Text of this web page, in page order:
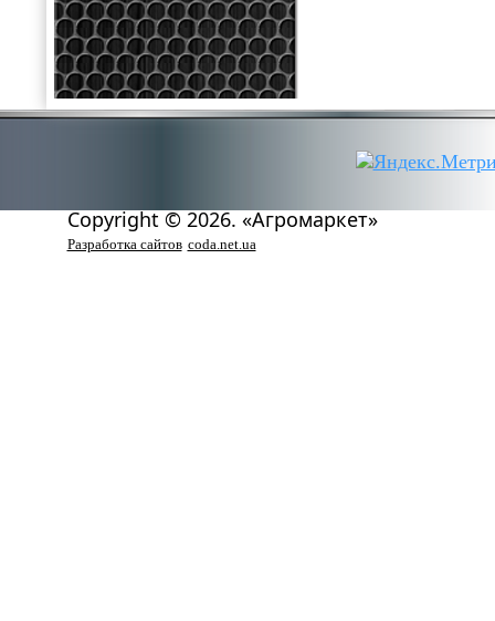
Copyright © 2026. «Агромаркет»
Разработка сайтов coda.net.ua